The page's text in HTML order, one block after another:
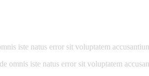
iste natus error sit voluptatem
omnis iste natus error sit voluptatem